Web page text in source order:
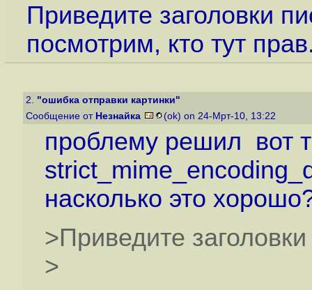
Приведите заголовки
посмотрим, кто тут
2. "ошибка отправки картинки"
Сообщение от Незнайка (ok) on 24-Мрт-10, 13:22
проблему решил вот
насколько это
>Приведите
>